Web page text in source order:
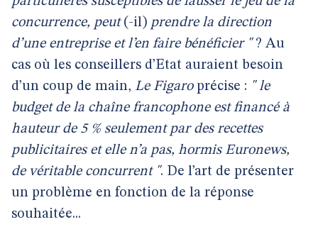
concurrence, peut(-il) prendre la direction
d’une entreprise et l’en faire bénéficier "? Au
cas où les conseillers d’Etat auraient besoin
d’un coup de main, Le Figaroprécise : " le
budget de la chaîne francophone est financé à
hauteur de 5 % seulement par des recettes
publicitaires et elle n’a pas, hormis Euronews,
de véritable concurrent ". De l’art de présenter
un problème en fonction de la réponse
souhaitée...